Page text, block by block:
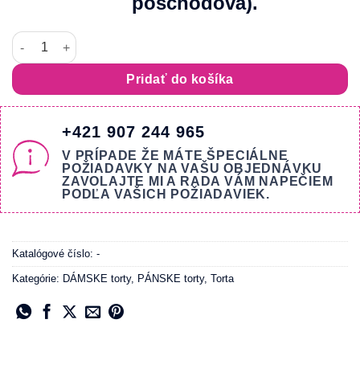
množstvo TORTA Pure Love
Pridať do košíka
+421 907 244 965
V PRÍPADE ŽE MÁTE ŠPECIÁLNE
POŽIADAVKY NA VAŠU OBJEDNÁVKU
ZAVOLAJTE MI A RADA VÁM NAPEČIEM
PODĽA VAŠICH POŽIADAVIEK.
Katalógové číslo: -
Kategórie: DÁMSKE torty, PÁNSKE torty, Torta